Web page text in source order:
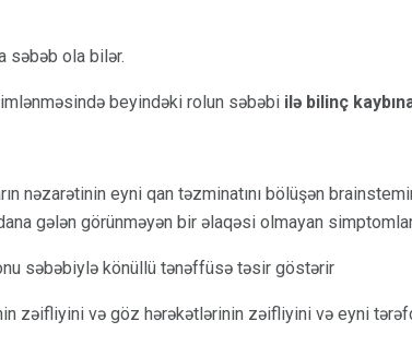
səbəb ola bilər.
beyindəki rolun səbəbi ilə bilinç
nəzarətinin eyni qan təzminatını bölüşən
gələn görünməyən bir əlaqəsi olmayan
səbəbiylə könüllü tənəffüsə təsir göstərir
zəifliyini və göz hərəkətlərinin zəifliyini və eyni